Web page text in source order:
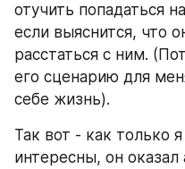
отучить попадаться
если выяснится, что
расстаться с ним.
его сценарию для
себе жизнь).
Так вот - как только
интересны, он